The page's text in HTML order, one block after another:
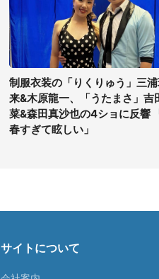
制服衣装の「りくりゅう」三
来&木原龍一、「うたまさ」吉
菜&森田真沙也の4ショに反響
春すぎて眩しい」
サイトについて